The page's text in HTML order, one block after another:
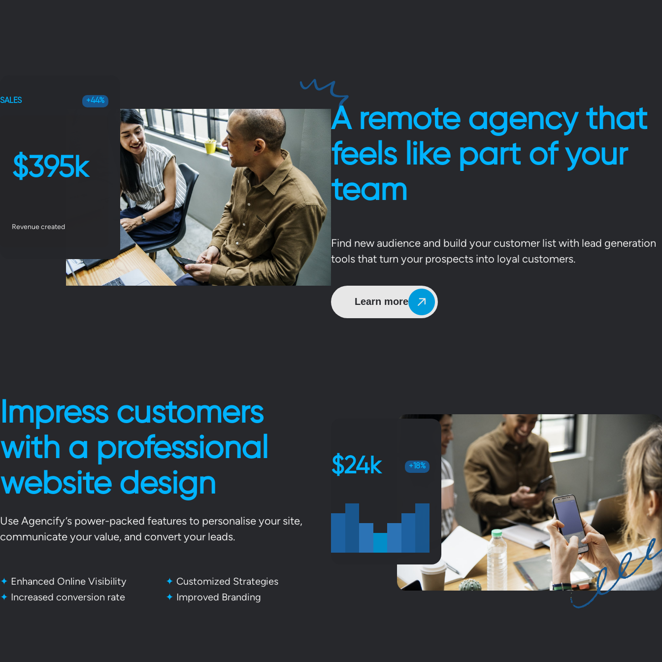
SALES +44%
620
Revenue created
A remote agency that
feels like part of your
team
Find new audience and build your customer list with lead generation
tools that turn your prospects into loyal customers.
Learn more
Impress customers
with a professional
website design
Use Agencify’s power-packed features to personalise your site,
communicate your value, and convert your leads.
✦ Enhanced Online Visibility
✦ Increased conversion rate
✦ Customized Strategies
✦ Improved Branding
24 +18%